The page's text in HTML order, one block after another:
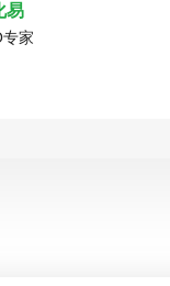
易
家